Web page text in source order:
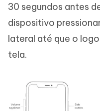
30 segundos antes
dispositivo
lateral até que o
tela.